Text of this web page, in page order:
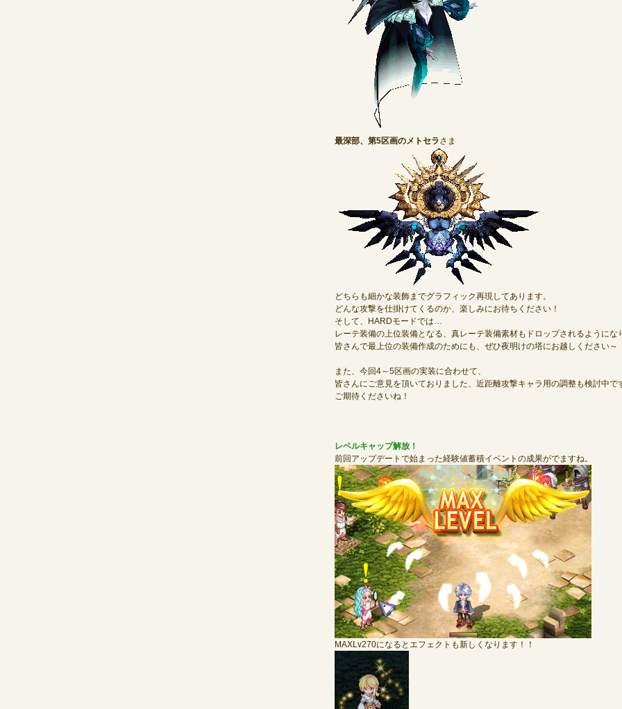
最深部、第5区画のメトセラさま
どちらも細かな装飾までグラフィック再現してあります。
どんな攻撃を仕掛けてくるのか、楽しみにお待ちください！
そして、HARDモードでは…
レーテ装備の上位装備となる、真レーテ装備素材もドロップされるようにな
皆さんで最上位の装備作成のためにも、ぜひ夜明けの塔にお越しください～
また、今回4～5区画の実装に合わせて、
皆さんにご意見を頂いておりました、近距離攻撃キャラ用の調整も検討中で
ご期待くださいね！
レベルキャップ解放！
前回アップデートで始まった経験値蓄積イベントの成果がでますね。
MAXLv270になるとエフェクトも新しくなります！！